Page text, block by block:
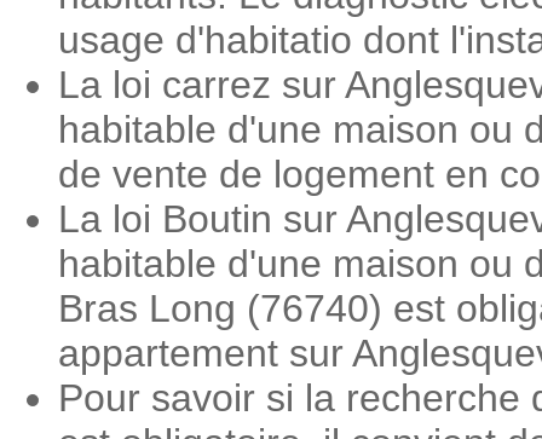
usage d'habitatio dont
La loi carrez sur
habitable d'une maison ou
de vente de logement en
La loi Boutin sur
habitable d'une maison ou
Bras Long (76740) est
appartement sur
Pour savoir si la recherche